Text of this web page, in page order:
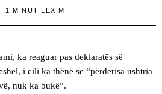
1 MINUT LEXIM
ka reaguar pas deklaratës së
i cili ka thënë se “përderisa ushtria
nuk ka bukë”.